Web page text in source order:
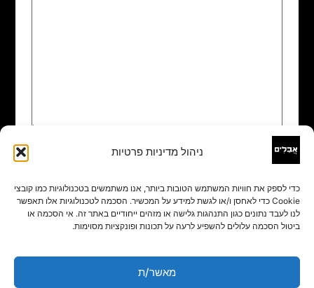
ניהול מדיניות פרטיות
כדי לספק את חוויות המשתמש הטובות ביותר, אנו משתמשים בטכנולוגיות כמו קובצי
Cookie כדי לאחסן ו/או לגשת למידע על המכשיר. הסכמה לטכנולוגיות אלו תאפשר
לנו לעבד נתונים כגון התנהגות גלישה או מזהים ייחודיים באתר זה. אי הסכמה או
ביטול הסכמה עלולים להשפיע לרעה על תכונות ופונקציות מסוימות.
מאשר/ת
שם
אימייל*